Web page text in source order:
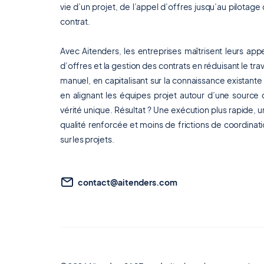
vie d’un projet, de l’appel d’offres jusqu’au pilotage
contrat.
Avec Aitenders, les entreprises maîtrisent leurs
d’offres et la gestion des contrats en réduisant le
manuel, en capitalisant sur la connaissance
en alignant les équipes projet autour d’une source
vérité unique. Résultat ? Une exécution plus rapide,
qualité renforcée et moins de frictions de
sur les projets.
contact@aitenders.com